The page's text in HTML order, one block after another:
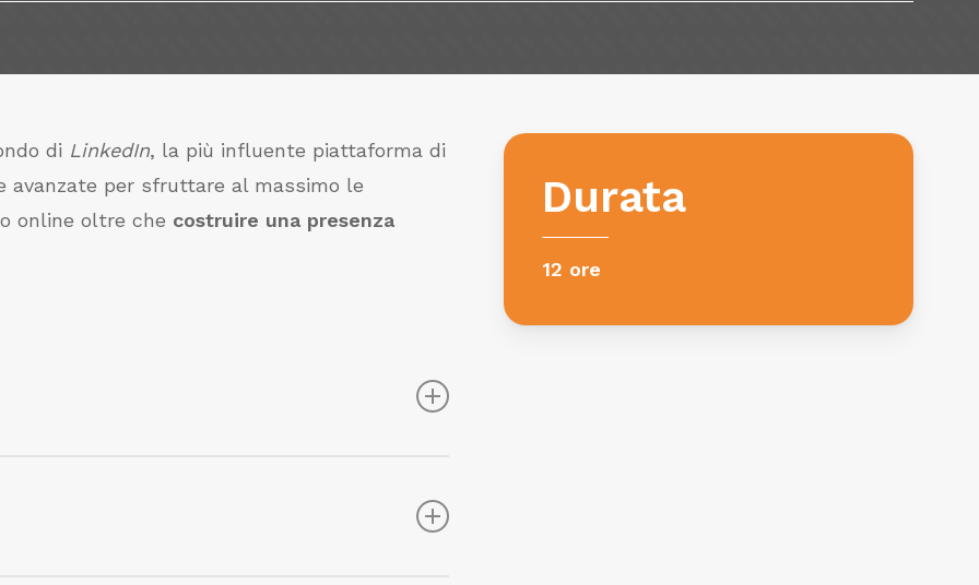
di LinkedIn, la più influente piattaforma di
avanzate per sfruttare al massimo le
online oltre che costruire una presenza
Durata
12 ore